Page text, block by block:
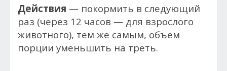
Действия — покормить в следующий
раз (через 12 часов — для взрослого
животного), тем же самым, объем
порции уменьшить на треть.